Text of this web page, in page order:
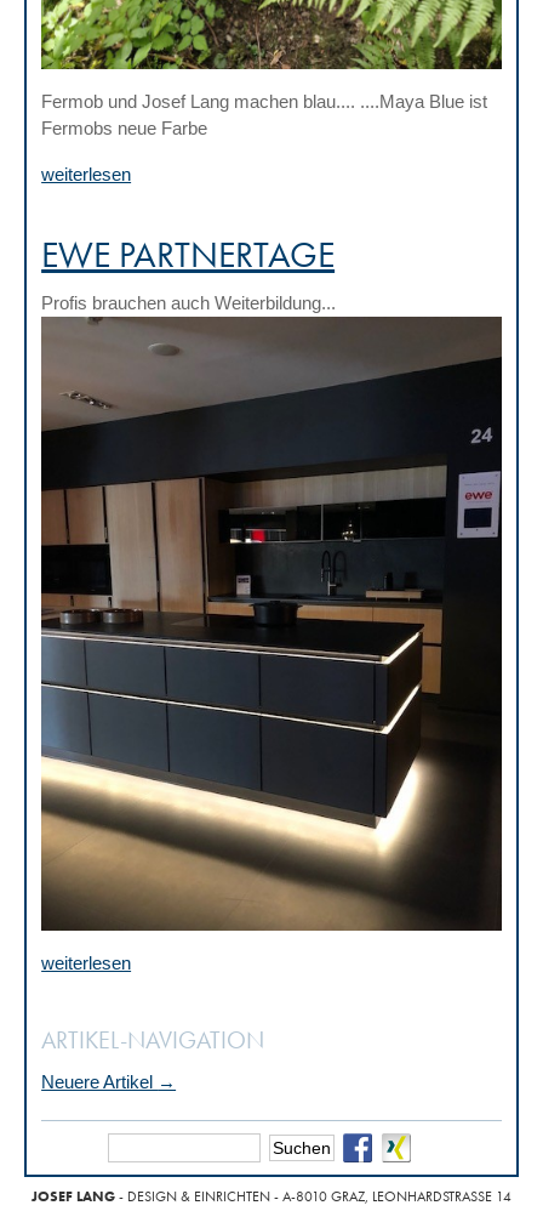
Fermob und Josef Lang machen blau.... ....Maya Blue ist
Fermobs neue Farbe
weiterlesen
EWE PARTNERTAGE
Profis brauchen auch Weiterbildung...
weiterlesen
ARTIKEL-NAVIGATION
Neuere Artikel →
JOSEF LANG- DESIGN & EINRICHTEN - A-8010 GRAZ, LEONHARDSTRASSE 14